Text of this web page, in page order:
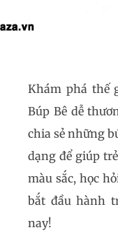
Khám phá thế
Búp Bê dễ
chia sẻ những
dạng để giúp
màu sắc, học
bắt đầu hành
nay!